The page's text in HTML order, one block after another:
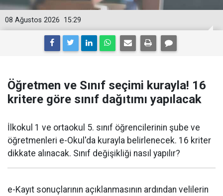
15:29
08 Ağustos 2026
Öğretmen ve Sınıf seçimi kurayla! 16
kritere göre sınıf dağıtımı yapılacak
İlkokul 1 ve ortaokul 5. sınıf öğrencilerinin şube ve
öğretmenleri e-Okul'da kurayla belirlenecek. 16 kriter
dikkate alınacak. Sınıf değişikliği nasıl yapılır?
e-Kayıt sonuçlarının açıklanmasının ardından velilerin